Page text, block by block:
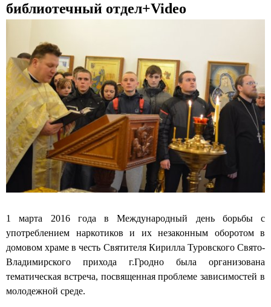
й
а
ф
е
д
р
а
л
н
ы
й
с
библиотечный отдел+Video
1 марта 2016 года в Международный день борьбы с
употреблением наркотиков и их незаконным оборотом в
домовом храме в честь Святителя Кирилла Туровского Свято-
Владимирского прихода г.Гродно была организована
тематическая встреча, посвященная проблеме зависимостей в
молодежной среде.